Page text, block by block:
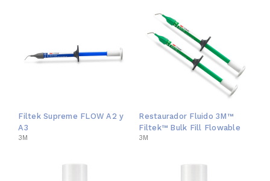
Filtek Supreme FLOW A2 y
A3
3M
Restaurador Fluido 3M™
Filtek™ Bulk Fill Flowable
3M